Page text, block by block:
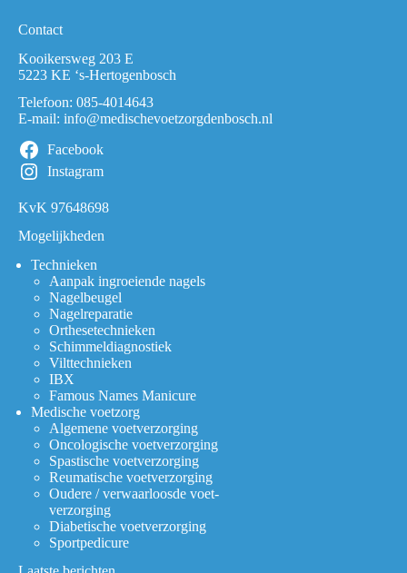
Contact
Kooikersweg 203 E
5223 KE ‘s-Hertogenbosch
Telefoon: 085-4014643
E-mail: info@medischevoetzorgdenbosch.nl
Facebook
Instagram
KvK 97648698
Mogelijkheden
Technieken
Aanpak ingroeiende nagels
Nagelbeugel
Nagelreparatie
Orthesetechnieken
Schimmeldiagnostiek
Vilttechnieken
IBX
Famous Names Manicure
Medische voetzorg
Algemene voetverzorging
Oncologische voetverzorging
Spastische voetverzorging
Reumatische voetverzorging
Oudere / verwaarloosde voet-
verzorging
Diabetische voetverzorging
Sportpedicure